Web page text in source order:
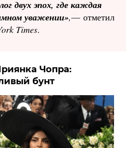
двух эпох, где каждая
уважении»,— отметил
Times.
Чопра:
бунт